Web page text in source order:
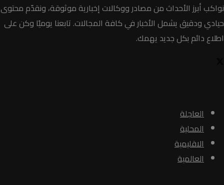
نواكب أبرز الأحداث من مصادر ووكالات إخبارية موثوقة، ونقدّم محتوى
حيادي ودقيق يشمل الأخبار في كافة المجالات. تابعنا يوميًا وكن على
اطلاع دائم بكل جديد يهمك.
العاجلة
المحلية
الاقليمية
العالمية